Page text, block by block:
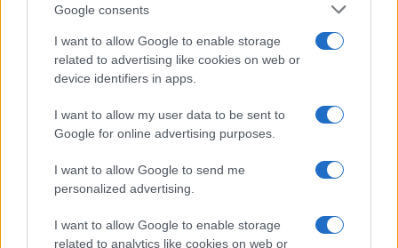
Google consents
I want to allow Google to enable storage
related to advertising like cookies on web or
device identifiers in apps.
I want to allow my user data to be sent to
Google for online advertising purposes.
I want to allow Google to send me
personalized advertising.
I want to allow Google to enable storage
related to analytics like cookies on web or
Codacons denuncia: i problemi che affliggono la Sicilia
Matteo Pellegrino · 25 Lug 2026
NEWS E ATTUALITÀ